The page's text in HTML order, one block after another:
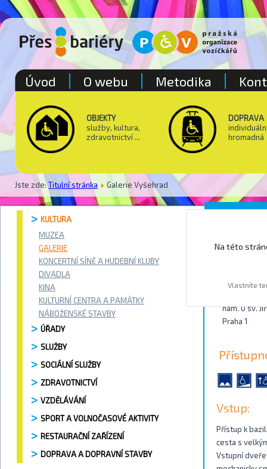
OBJEKTY
služby, kultura,
zdravotnictví ...
DOPRAVA
hromadná
Jste zde:Titulní stránka Galerie Vyšehrad
Úvod O webu Metodika
KULTURA
MUZEA
GALERIE
KONCERTNÍ SÍNĚ A HUDEBNÍ KLUBY
DIVADLA
KINA
KULTURNÍ CENTRA A PAMÁTKY
NÁBOŽENSKÉ STAVBY
ÚŘADY
SLUŽBY
SOCIÁLNÍ SLUŽBY
ZDRAVOTNICTVÍ
VZDĚLÁVÁNÍ
SPORT A VOLNOČASOVÉ AKTIVITY
RESTAURAČNÍ ZAŘÍZENÍ
DOPRAVA A DOPRAVNÍ STAVBY
nám. U sv.
Praha 1
Vstup:
Přístup k
cesta s
Vstupní
Na této
Vlastníte